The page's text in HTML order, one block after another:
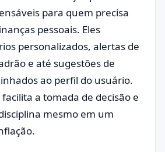
para quem precisa
pessoais. Eles
personalizados, alertas de
e até sugestões de
ao perfil do usuário.
a tomada de decisão e
mesmo em um